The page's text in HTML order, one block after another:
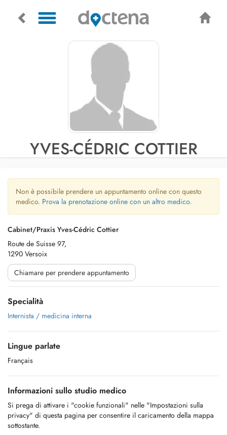
YVES-CÉDRIC COTTIER
Non è possibile prendere un appuntamento online con questo
medico. Prova la prenotazione online con un altro medico.
Cabinet/Praxis Yves-Cédric Cottier
Route de Suisse 97,
1290 Versoix
Chiamare per prendere appuntamento
Specialità
Internista / medicina interna
Lingue parlate
Français
Informazioni sullo studio medico
Si prega di attivare i "cookie funzionali" nelle "Impostazioni sulla
privacy" di questa pagina per consentire il caricamento della mappa
sottostante.